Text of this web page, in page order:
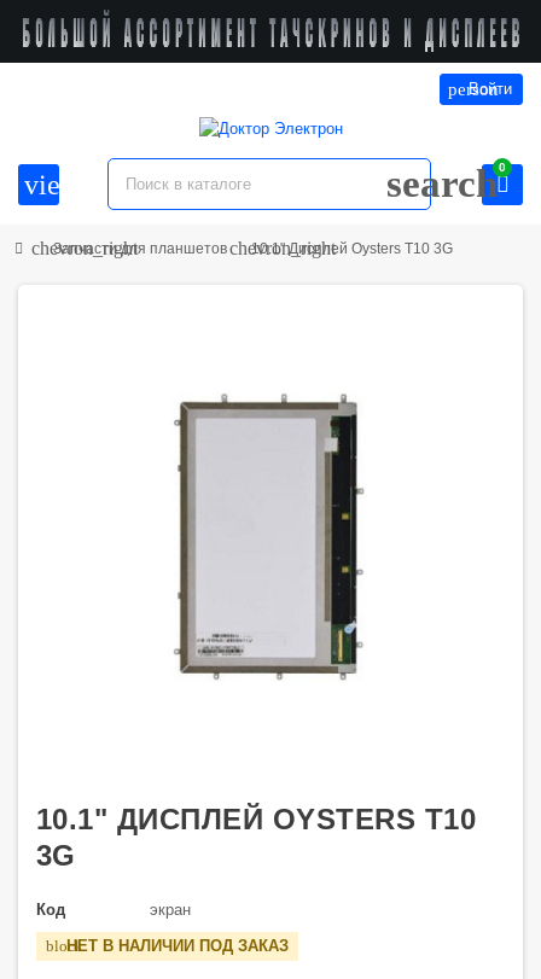
view_headline search
person
Войти
0
chevron_right
Запчасти для планшетовchevron_right
10.1" Дисплей Oysters T10 3G
10.1" ДИСПЛЕЙ OYSTERS T10
3G
Код экран
block
НЕТ В НАЛИЧИИ ПОД ЗАКАЗ